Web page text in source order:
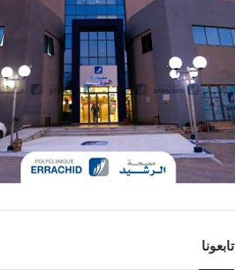
تابعونا